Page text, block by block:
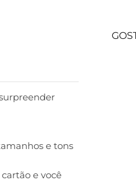
e tons
e você